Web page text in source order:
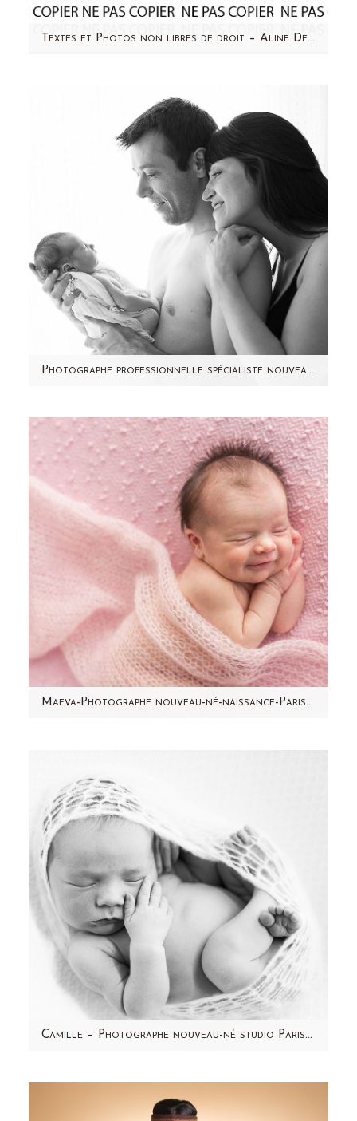
Textes et Photos non libres de droit – Aline Deguy Photographe
constater que 10 photographes
professionnels…
Photographe professionnelle spécialiste nouveau-ne à domicile 92 – Camille
séance photo famille à domicile qui a eu lieu
l'année dernière en…
Maeva-Photographe nouveau-né-naissance-Paris- Aline Deguy
Camille – Photographe nouveau-né studio Paris et région parisienne
visage rond et…